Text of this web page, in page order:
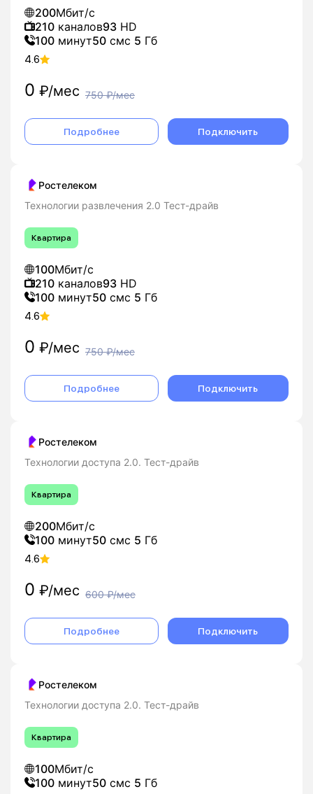
200Мбит/с
210 каналов93 HD
100 минут50 смс 5 Гб
4.6
0 ₽/мес 750₽/мес
Подробнее Подключить
Ростелеком
Технологии развлечения 2.0 Тест-драйв
Квартира
100Мбит/с
210 каналов93 HD
100 минут50 смс 5 Гб
4.6
0 ₽/мес 750₽/мес
Подробнее Подключить
Ростелеком
Технологии доступа 2.0. Тест-драйв
Квартира
200Мбит/с
100 минут50 смс 5 Гб
4.6
0 ₽/мес 600₽/мес
Подробнее Подключить
Ростелеком
Технологии доступа 2.0. Тест-драйв
Квартира
100Мбит/с
100 минут50 смс 5 Гб